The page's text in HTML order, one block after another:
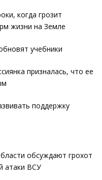
когда грозит
жизни на Земле
учебники
призналась, что ее
поддержку
обсуждают грохот
атаки ВСУ